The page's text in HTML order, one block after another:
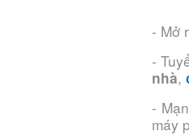
- Mở
-
nhà,
-
máy